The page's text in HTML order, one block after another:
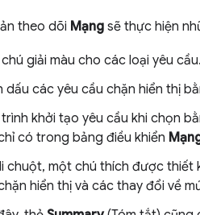
theo dõi Mạng sẽ thực hiện
chú giải màu cho các loại yêu cầu.
dấu các yêu cầu chặn hiển thị
trình khởi tạo yêu cầu khi chọn
có trong bảng điều khiển
chuột, một chú thích được
hiển thị và các thay đổi về